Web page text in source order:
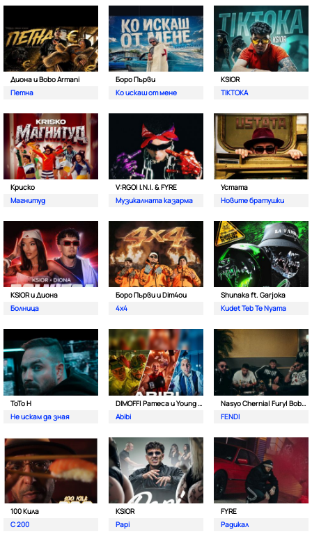
Диона и Bobo Armani
Петна
Боро Първи
Ко искаш от мене
KSIOR
TIKTOKA
Криско
Магнитуд
V:RGO| I.N.I. & FYRE
Музикалната казарма
Устата
Новите братушки
KSIOR и Диона
Болница
Боро Първи и Dim4ou
4x4
Shunaka ft. Garjoka
Kudet Teb Te Nyama
ToTo H
Не искам да зная
DIMOFF| Pameca и Young BB Young
Abibi
Nasyo Chernia| Fury| Bobo Armani| & N.A.S.I.
FENDI
100 Кила
С 200
KSIOR
Papi
FYRE
Радикал